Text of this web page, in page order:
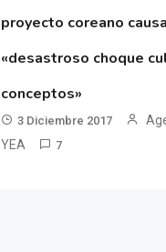
proyecto coreano causa
«desastroso choque
conceptos»
3 Diciembre 2017
YEA
7